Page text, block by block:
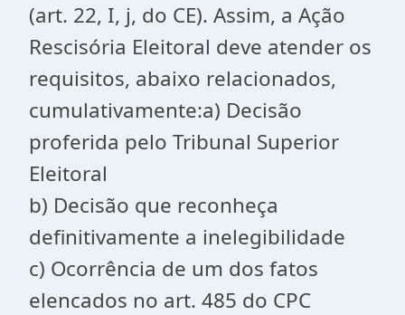
(art. 22, I, j, do CE). Assim, a Ação
Rescisória Eleitoral deve atender os
requisitos, abaixo relacionados,
cumulativamente:a) Decisão
proferida pelo Tribunal Superior
Eleitoral
b) Decisão que reconheça
definitivamente a inelegibilidade
c) Ocorrência de um dos fatos
elencados no art. 485 do CPC